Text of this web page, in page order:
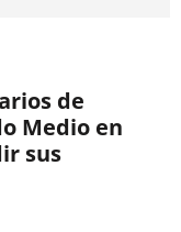
de
Medio en
sus